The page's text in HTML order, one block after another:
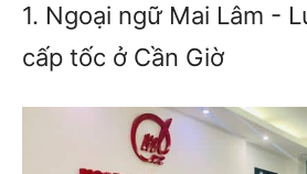
1. Ngoại ngữ Mai Lâm -
cấp tốc ở Cần Giờ